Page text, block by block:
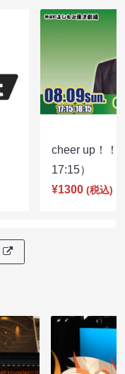
cheer up！
17:15）
¥1300 (税込)